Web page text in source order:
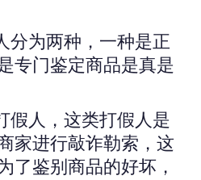
分为两种，一种是正
专门鉴定商品是真是
假人，这类打假人是
家进行敲诈勒索，这
了鉴别商品的好坏，